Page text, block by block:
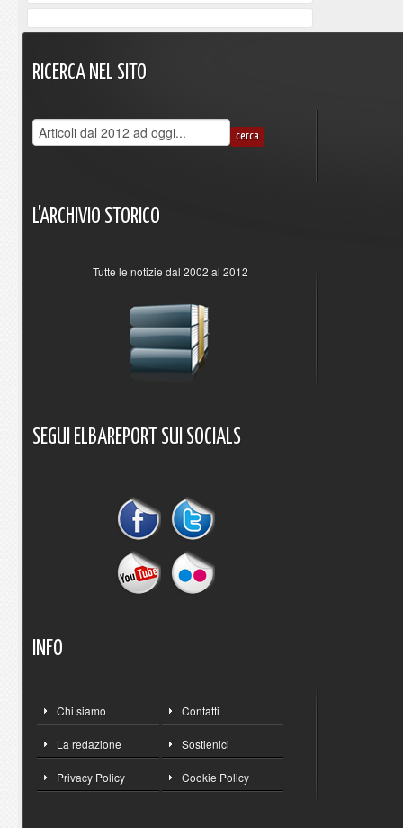
RICERCA NEL SITO
L'ARCHIVIO STORICO
Tutte le notizie dal 2002 al 2012
SEGUI ELBAREPORT SUI SOCIALS
INFO
Chi siamo Contatti
La redazione Sostienici
Privacy Policy Cookie Policy